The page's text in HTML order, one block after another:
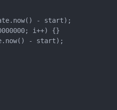
- start);
i++) {}
- start);